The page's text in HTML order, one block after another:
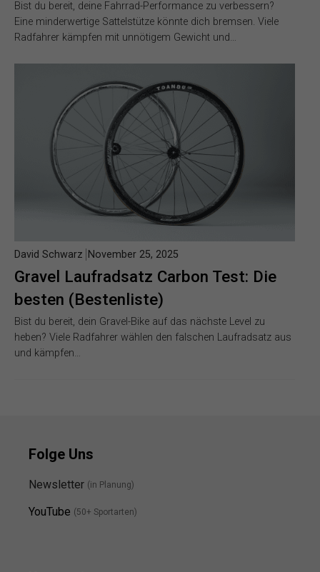
Bist du bereit, deine Fahrrad-Performance zu verbessern?
Eine minderwertige Sattelstütze könnte dich bremsen. Viele
Radfahrer kämpfen mit unnötigem Gewicht und…
Gravel Laufradsatz Carbon Test: Die
besten (Bestenliste)
David Schwarz November 25, 2025
Bist du bereit, dein Gravel-Bike auf das nächste Level zu
heben? Viele Radfahrer wählen den falschen Laufradsatz aus
und kämpfen…
Folge Uns
Newsletter (in Planung)
YouTube (50+ Sportarten)